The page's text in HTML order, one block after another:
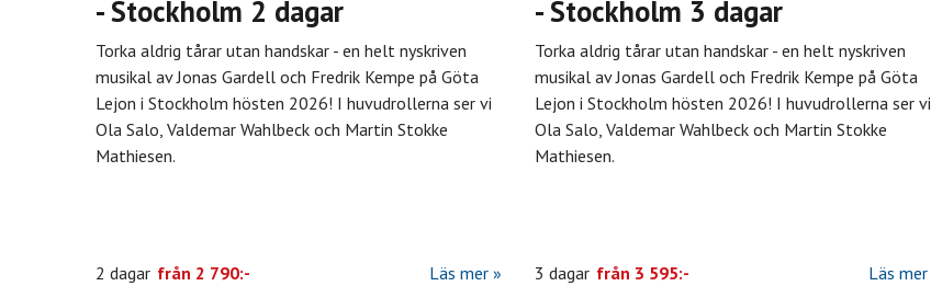
- Stockholm 2 dagar
Torka aldrig tårar utan handskar - en helt nyskriven
musikal av Jonas Gardell och Fredrik Kempe på Göta
Lejon i Stockholm hösten 2026! I huvudrollerna ser vi
Ola Salo, Valdemar Wahlbeck och Martin Stokke
Mathiesen.
2 dagar från 2 790:- Läs mer
- Stockholm 3 dagar
Torka aldrig tårar utan handskar - en helt nyskriven
musikal av Jonas Gardell och Fredrik Kempe på Göta
Lejon i Stockholm hösten 2026! I huvudrollerna ser vi
Ola Salo, Valdemar Wahlbeck och Martin Stokke
Mathiesen.
3 dagar från 3 595:- Läs mer